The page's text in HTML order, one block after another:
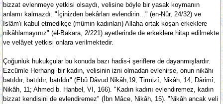
bizzat evlenmeye yetkisi olsaydı, velisine böyle bir yasak koymanın
anlamı kalmazdı. "İçinizden bekârları evlendirin..." (en-Nûr, 24/32) ve
İslâm'ı kabul etmedikçe (mümin kadınları) Allaha ortak koşan erkeklere
nikâhlamayınız" (el-Bakara, 2/221) ayetlerinde de erkeklere hitap edilmekte
ve velâyet yetkisi onlara verilmektedir.
Çoğunluk hukukçular bu konuda bazı hadis-i şeriflere de dayanmışlardır.
Ezcümle Herhangi bir kadın, velisinin izni olmadan evlenirse, onun nikâhı
batıldır, batıldır, batıldır" (Ebû Dâvud Nikâh,19; Tirmizî, Nikâh, 14; Dârimî,
Nikâh, 11; Ahmed b. Hanbel, VI, 166). "Kadın kadını evlendiremez, kadın
bizzat kendisini de evlendiremez" (İbn Mâce, Nikâh, 15). "Nikâh ancak veli